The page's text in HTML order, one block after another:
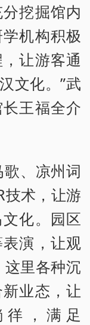
挖掘馆内
机构积极
让游客通
文化。”武
王福全介
、凉州词
技术，让游
化。园区
演，让观
这里各种沉
业态，让
，满足